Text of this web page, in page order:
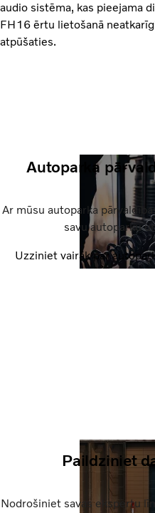
audio sistēma, kas pieejama
FH16 ērtu lietošanā
atpūšaties.
Autoparka
Ar mūsu autoparka
savu autoparku
Uzziniet vairāk par
Paildziniet
Nodrošiniet savas ekspertu